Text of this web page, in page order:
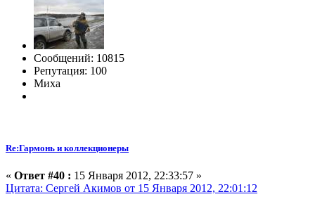
Сообщений: 10815
Репутация: 100
Миха
Re:Гармонь и коллекционеры
« Ответ #40 : 15 Января 2012, 22:33:57 »
Цитата: Сергей Акимов от 15 Января 2012, 22:01:12